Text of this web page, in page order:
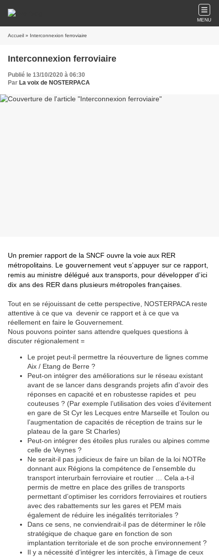
MENU
Accueil » Interconnexion ferroviaire
Interconnexion ferroviaire
Publié le 13/10/2020 à 06:30
Par La voix de NOSTERPACA
Un premier rapport de la SNCF ouvre la voie aux RER
métropolitains . Le gouvernement veut s’appuyer sur ce rapport,
remis au ministre délégué aux transports, pour développer d’ici
dix ans des RER dans plusieurs métropoles françaises.
Tout en se réjouissant de cette perspective, NOSTERPACA reste
attentive à ce que va devenir ce rapport et à ce que va
réellement en faire le Gouvernement.
Nous pouvons pointer sans attendre quelques questions à
discuter régionalement =
Le projet peut-il permettre la réouverture de lignes comme
Aix / Etang de Berre ?
Peut-on intégrer des améliorations sur le réseau existant
avant de se lancer dans desgrands projets afin d’avoir des
réponses en capacité et en robustesse rapides et peu
couteuses ? (Par exemple l’utilisation des voies d’évitement
en gare de St Cyr les Lecques entre Marseille et Toulon ou
l’augmentation de capacités de réception de trains sur le
plateau de la gare St Charles)
Peut-on intégrer des étoiles plus rurales ou alpines comme
celle de Veynes ?
Ne serait-il pas judicieux de faire un bilan de la loi NOTRe
donnant aux Régions la compétence de l’ensemble du
transport interurbain ferroviaire et routier … Cela a-t-il
permis de mettre en place des grilles de transports
permettant d’optimiser les corridors ferroviaires et routiers
avec des rabattements sur les gares et PEM mais
également de réduire les inégalités territoriales ?
Dans ce sens, ne conviendrait-il pas de déterminer le rôle
stratégique de chaque gare en fonction de son
implantation territoriale et de son proche environnement ?
Il y a nécessité d’intégrer les intercités, à l’image de ceux